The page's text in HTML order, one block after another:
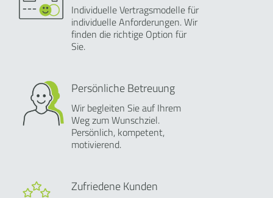
Individuelle Vertragsmodelle für
individuelle Anforderungen. Wir
finden die richtige Option für
Sie.
Persönliche Betreuung
Wir begleiten Sie auf Ihrem
Weg zum Wunschziel.
Persönlich, kompetent,
motivierend.
Zufriedene Kunden